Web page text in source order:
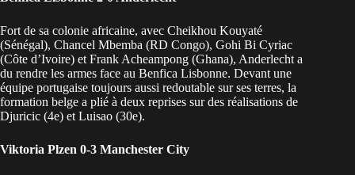
Fort de sa colonie africaine, avec Cheikhou Kouyaté
(Sénégal), Chancel Mbemba (RD Congo), Gohi Bi Cyriac
(Côte d’Ivoire) et Frank Acheampong (Ghana), Anderlecht a
du rendre les armes face au Benfica Lisbonne. Devant une
équipe portugaise toujours aussi redoutable sur ses terres, la
formation belge a plié à deux reprises sur des réalisations de
Djuricic (4e) et Luisao (30e).
Viktoria Plzen 0-3 Manchester City